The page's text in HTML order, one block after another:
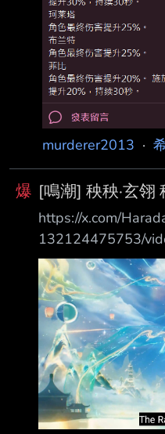
murderer2013 ·
爆 [鳴潮] 秧秧·玄翎
https://x.com/
132124475753/
《鸣潮》共鸣者「
哔哩哔哩】 https://
40萬訂閱
--